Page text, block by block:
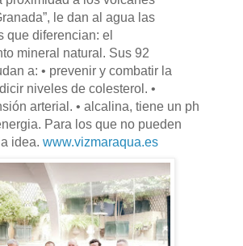
le dan al agua las
que diferencian: el
mineral natural. Sus 92
a: • prevenir y combatir la
niveles de colesterol. •
arterial. • alcalina, tiene un ph
Para los que no pueden
idea. www.vizmaraqua.es